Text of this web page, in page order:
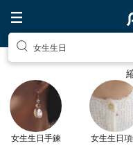
女生生日
女生生日手鍊 女生生日